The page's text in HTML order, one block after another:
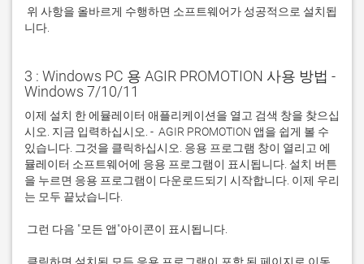
니다.
3 : Windows PC 용 AGIR PROMOTION 사용 방법 -
Windows 7/10/11
이제 설치 한 에뮬레이터 애플리케이션을 열고 검색 창을 찾으십
시오. 지금 입력하십시오. -  AGIR PROMOTION 앱을 쉽게 볼 수
있습니다. 그것을 클릭하십시오. 응용 프로그램 창이 열리고 에
뮬레이터 소프트웨어에 응용 프로그램이 표시됩니다. 설치 버튼
을 누르면 응용 프로그램이 다운로드되기 시작합니다. 이제 우리